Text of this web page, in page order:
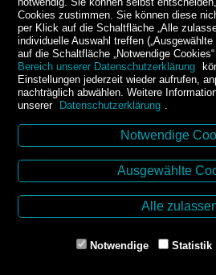
Kontakt
Buchhandlung
Dr.-Karl-Renner-
2000 Stockerau
Mail:
Cookies zustimmen. Sie können diese
per Klick auf die Schaltfläche „Alle
individuelle Auswahl treffen
auf die Schaltfläche „Notwendige
Bereich unserer Datenschutzerklärung
Einstellungen jederzeit wieder aufrufen,
nachträglich abwählen. Weitere
unserer Datenschutzerklärung
Notwendige
Ausgewählte
Alle
Notwendige Statistik